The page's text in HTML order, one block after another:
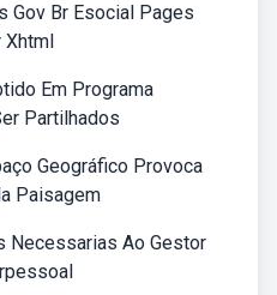
Gov Br Esocial Pages
Xhtml
Em Programa
Partilhados
Geográfico Provoca
Paisagem
Necessarias Ao Gestor